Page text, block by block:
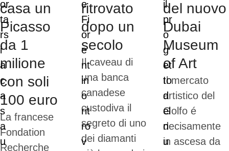
casa un
Picasso
da 1
milione
con soli
100 euro
La francese
Fondation
Recherche
ritrovato
dopo un
secolo
Il caveau di
una banca
canadese
custodiva il
segreto di uno
dei diamanti
del nuovo
Dubai
Museum
of Art
Il mercato
artistico del
Golfo é
decisamente
in ascesa da